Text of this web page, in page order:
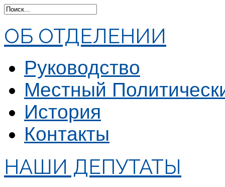
ОБ ОТДЕЛЕНИИ
Руководство
Местный
История
Контакты
НАШИ ДЕПУТАТЫ